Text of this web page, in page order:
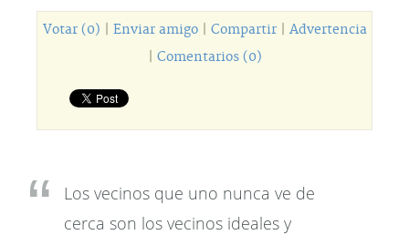
Votar (0) Enviar amigo| Compartir| Advertencia
Comentarios (0)
Los vecinos que uno nunca ve de
cerca son los vecinos ideales y